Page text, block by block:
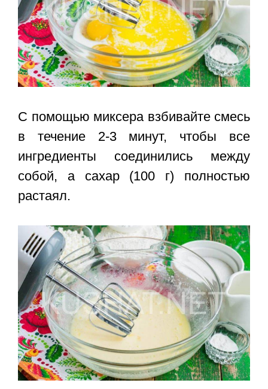
С помощью миксера взбивайте смесь
в течение 2-3 минут, чтобы все
ингредиенты соединились между
собой, а сахар (100 г) полностью
растаял.